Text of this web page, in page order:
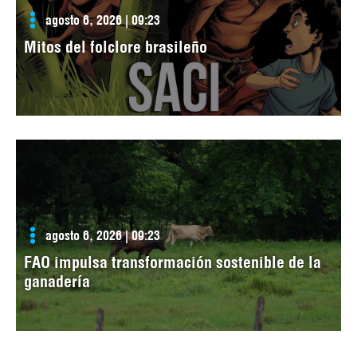
agosto 6, 2026 | 09:23
Mitos del folclore brasileño
agosto 6, 2026 | 09:23
FAO impulsa transformación sostenible de la
ganadería